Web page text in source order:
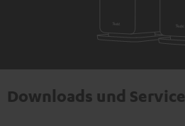
Downloads und Service